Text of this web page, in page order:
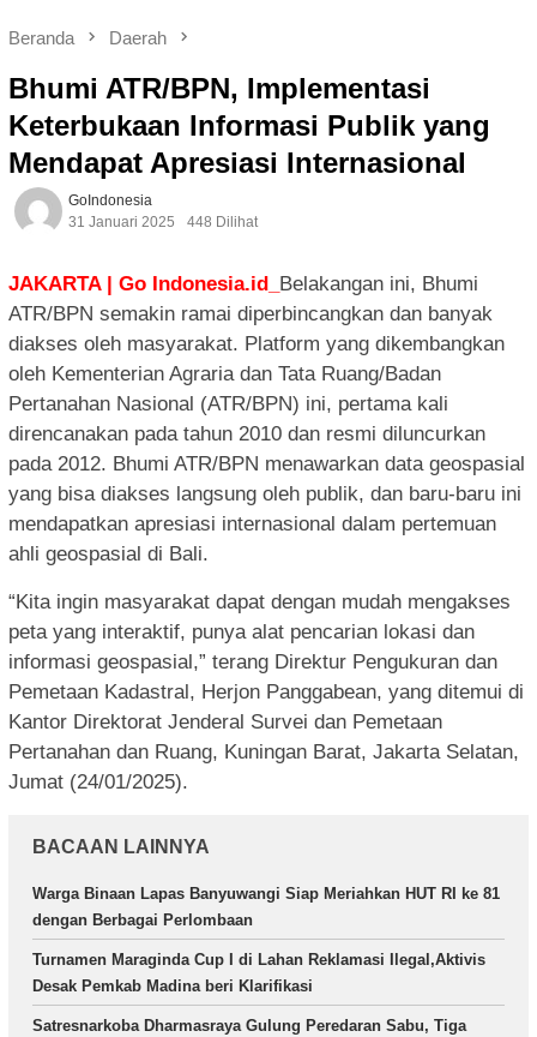
Beranda Daerah
Bhumi ATR/BPN, Implementasi
Keterbukaan Informasi Publik yang
Mendapat Apresiasi Internasional
GoIndonesia
31 Januari 2025
448 Dilihat
JAKARTA | Go Indonesia.id_
Belakangan ini, Bhumi
ATR/BPN semakin ramai diperbincangkan dan banyak
diakses oleh masyarakat. Platform yang dikembangkan
oleh Kementerian Agraria dan Tata Ruang/Badan
Pertanahan Nasional (ATR/BPN) ini, pertama kali
direncanakan pada tahun 2010 dan resmi diluncurkan
pada 2012. Bhumi ATR/BPN menawarkan data geospasial
yang bisa diakses langsung oleh publik, dan baru-baru ini
mendapatkan apresiasi internasional dalam pertemuan
ahli geospasial di Bali.
“Kita ingin masyarakat dapat dengan mudah mengakses
peta yang interaktif, punya alat pencarian lokasi dan
informasi geospasial,” terang Direktur Pengukuran dan
Pemetaan Kadastral, Herjon Panggabean, yang ditemui di
Kantor Direktorat Jenderal Survei dan Pemetaan
Pertanahan dan Ruang, Kuningan Barat, Jakarta Selatan,
Jumat (24/01/2025).
BACAAN LAINNYA
Warga Binaan Lapas Banyuwangi Siap Meriahkan HUT RI ke 81
dengan Berbagai Perlombaan
Turnamen Maraginda Cup I di Lahan Reklamasi Ilegal,Aktivis
Desak Pemkab Madina beri Klarifikasi
Satresnarkoba Dharmasraya Gulung Peredaran Sabu, Tiga